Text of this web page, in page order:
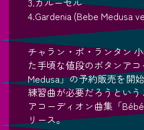
4.Gardenia (Bebe Medusa
チャラン・ポ・ランタン
た手頃な値段のボタンア
Medusa」の予約販売を開
練習曲が必要だろうとい
アコーディオン曲集「
リース。